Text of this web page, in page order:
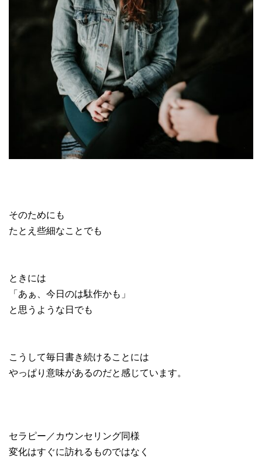
そのためにも
たとえ些細なことでも
ときには
「あぁ、今日のは駄作かも」
と思うような日でも
こうして毎日書き続けることには
やっぱり意味があるのだと感じています。
セラピー／カウンセリング同様
変化はすぐに訪れるものではなく